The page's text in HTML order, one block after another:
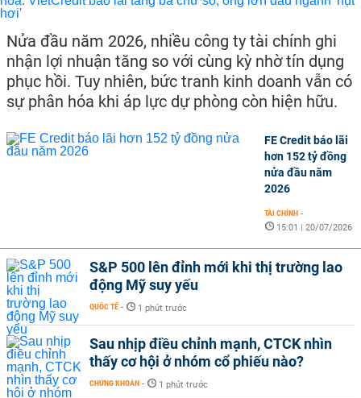
Nửa đầu năm 2026, nhiều công ty tài chính ghi
nhận lợi nhuận tăng so với cùng kỳ nhờ tín dụng
phục hồi. Tuy nhiên, bức tranh kinh doanh vẫn có
sự phân hóa khi áp lực dự phòng còn hiện hữu.
FE Credit báo lãi
hơn 152 tỷ đồng
nửa đầu năm
2026
TÀI CHÍNH -
15:01 | 20/07/2026
S&P 500 lên đỉnh mới khi thị trường lao
động Mỹ suy yếu
QUỐC TẾ - 1 phút trước
Sau nhịp điều chỉnh mạnh, CTCK nhìn
thấy cơ hội ở nhóm cổ phiếu nào?
CHỨNG KHOÁN - 1 phút trước